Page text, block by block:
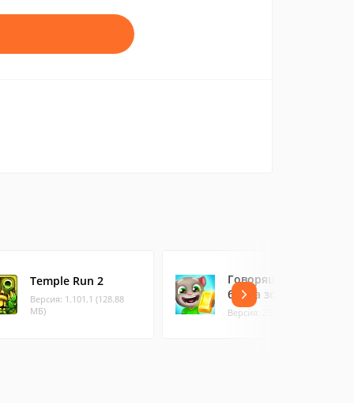
Temple Run 2
Версия: 1.101.1 (128.88
МБ)
Говорящий Том:
бег за золотом
Версия: 25.5.10. (179.7 МБ)